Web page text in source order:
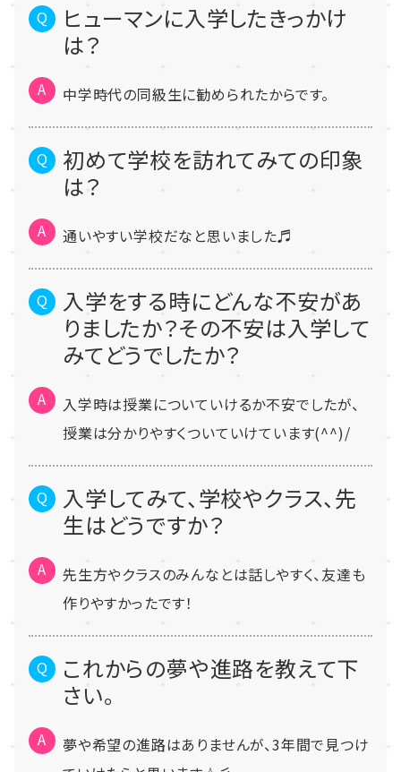
ヒューマンに入学したきっかけ
は？
中学時代の同級生に勧められたからです。
初めて学校を訪れてみての印象
は？
通いやすい学校だなと思いました♬
入学をする時にどんな不安があ
りましたか？その不安は入学して
みてどうでしたか？
入学時は授業についていけるか不安でしたが、
授業は分かりやすくついていけています(^^)/
入学してみて、学校やクラス、先
生はどうですか？
先生方やクラスのみんなとは話しやすく、友達も
作りやすかったです！
これからの夢や進路を教えて下
さい。
夢や希望の進路はありませんが、3年間で見つけ